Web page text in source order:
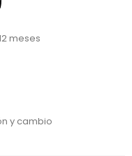
meses
y cambio